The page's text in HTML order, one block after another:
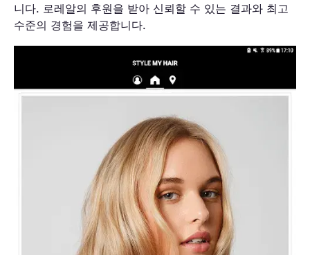
니다. 로레알의 후원을 받아 신뢰할 수 있는 결과와 최고
수준의 경험을 제공합니다.